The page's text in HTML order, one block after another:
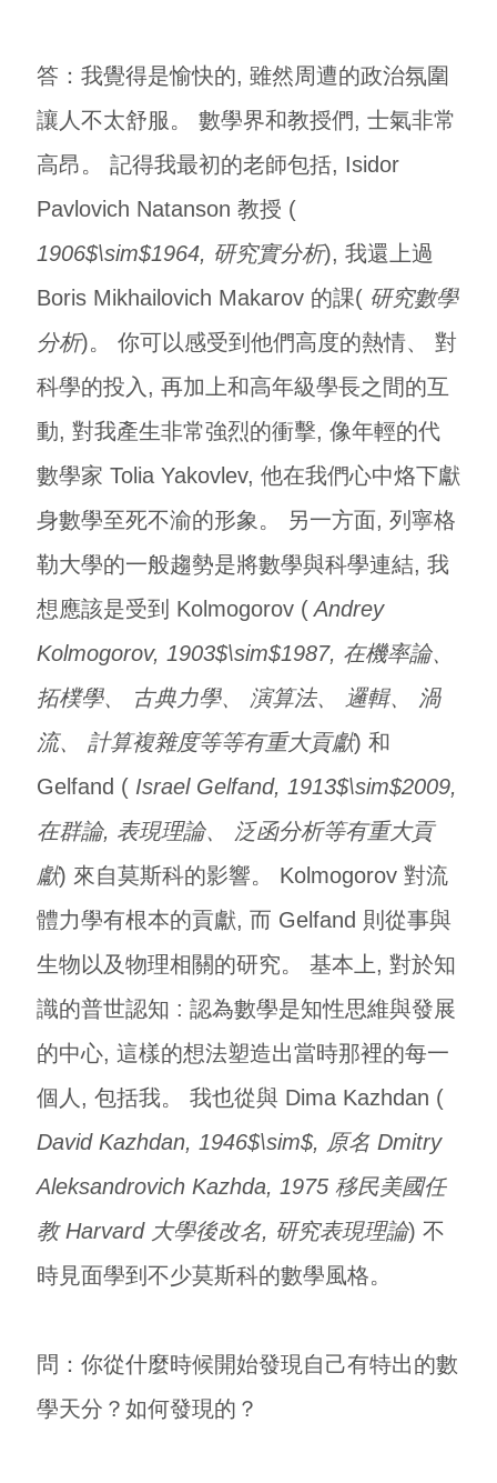
答：我覺得是愉快的, 雖然周遭的政治氛圍
讓人不太舒服。 數學界和教授們, 士氣非常
高昂。 記得我最初的老師包括, Isidor
Pavlovich Natanson 教授 (
1906$\sim$1964, 研究實分析), 我還上過
Boris Mikhailovich Makarov 的課( 研究數學
分析)。 你可以感受到他們高度的熱情、 對
科學的投入, 再加上和高年級學長之間的互
動, 對我產生非常強烈的衝擊, 像年輕的代
數學家 Tolia Yakovlev, 他在我們心中烙下獻
身數學至死不渝的形象。 另一方面, 列寧格
勒大學的一般趨勢是將數學與科學連結, 我
想應該是受到 Kolmogorov ( Andrey
Kolmogorov, 1903$\sim$1987, 在機率論、
拓樸學、 古典力學、 演算法、 邏輯、 渦
流、 計算複雜度等等有重大貢獻) 和
Gelfand ( Israel Gelfand, 1913$\sim$2009,
在群論, 表現理論、 泛函分析等有重大貢
獻) 來自莫斯科的影響。 Kolmogorov 對流
體力學有根本的貢獻, 而 Gelfand 則從事與
生物以及物理相關的研究。 基本上, 對於知
識的普世認知 : 認為數學是知性思維與發展
的中心, 這樣的想法塑造出當時那裡的每一
個人, 包括我。 我也從與 Dima Kazhdan (
David Kazhdan, 1946$\sim$, 原名 Dmitry
Aleksandrovich Kazhda, 1975 移民美國任
教 Harvard 大學後改名, 研究表現理論) 不
時見面學到不少莫斯科的數學風格。
問：你從什麼時候開始發現自己有特出的數
學天分？如何發現的？